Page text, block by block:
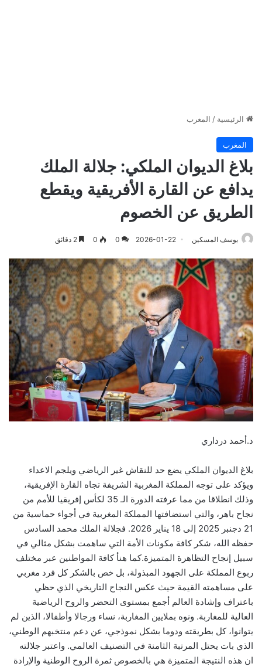
الرئيسية / المغرب
المغرب
بلاغ الديوان الملكي: جلالة الملك
يدافع عن القارة الأفريقية ويقطع
الطريق عن الخصوم
يوسف المسكين 2026-01-22
0
0
د.أحمد درداري
بلاغ الديوان الملكي يضع حد للنقاش غير الرياضي ويلجم الاعداء
ويؤكد على توجه المملكة المغربية الشريفة تجاه القارة الإفريقية،
وذلك انطلاقا من مما عرفته الدورة الـ 35 لكأس إفريقيا للأمم من
نجاح باهر، والتي استضافتها المملكة المغربية في أجواء حماسية من
21 دجنبر 2025 إلى 18 يناير 2026. فجلالة الملك محمد السادس
حفظه الله، شكر كافة مكونات الأمة التي ساهمت بشكل مثالي في
سبيل إنجاح التظاهرة المتميزة.كما هنأ كافة المواطنين عبر مختلف
ربوع المملكة على الجهود المبذولة، بل خص بالشكر كل فرد مغربي
على مساهمته القيمة حيث عكس النجاح التاريخي الذي حظي
باعتراف وإشادة العالم أجمع بمستوى التحضر والروح الرياضية
العالية للمغاربة. ونوه بملايين المغاربة، نساء ورجالا وأطفالا، الذين لم
يتوانوا، كل بطريقته ودوما بشكل نموذجي، عن دعم منتخبهم الوطني،
الذي بات يحتل المرتبة الثامنة في التصنيف العالمي. واعتبر جلالته
ان هذه النتيجة المتميزة هي بالخصوص ثمرة الروح الوطنية والإرادة